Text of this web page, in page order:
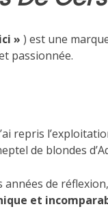
» ) est une
passionnée.
repris
de blondes
années de
et